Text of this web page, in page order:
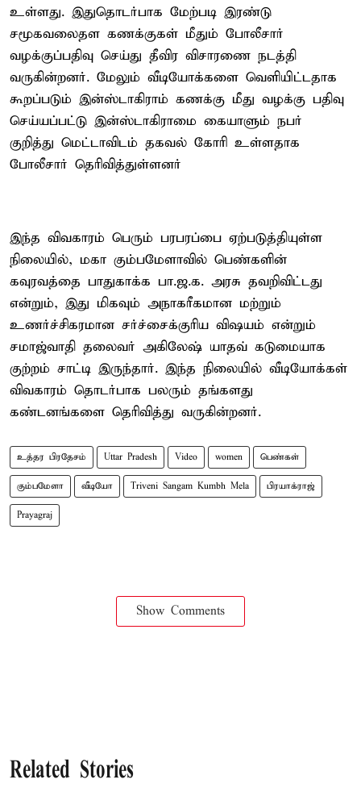
உள்ளது. இதுதொடர்பாக மேற்படி இரண்டு
சமூகவலைதள கணக்குகள் மீதும் போலீசார்
வழக்குப்பதிவு செய்து தீவிர விசாரணை நடத்தி
வருகின்றனர். மேலும் வீடியோக்களை வெளியிட்டதாக
கூறப்படும் இன்ஸ்டாகிராம் கணக்கு மீது வழக்கு பதிவு
செய்யப்பட்டு இன்ஸ்டாகிராமை கையாளும் நபர்
குறித்து மெட்டாவிடம் தகவல் கோரி உள்ளதாக
போலீசார் தெரிவித்துள்ளனர்
இந்த விவகாரம் பெரும் பரபரப்பை ஏற்படுத்தியுள்ள
நிலையில், மகா கும்பமேளாவில் பெண்களின்
கவுரவத்தை பாதுகாக்க பா.ஜ.க. அரசு தவறிவிட்டது
என்றும், இது மிகவும் அநாகரீகமான மற்றும்
உணர்ச்சிகரமான சர்ச்சைக்குரிய விஷயம் என்றும்
சமாஜ்வாதி தலைவர் அகிலேஷ் யாதவ் கடுமையாக
குற்றம் சாட்டி இருந்தார். இந்த நிலையில் வீடியோக்கள்
விவகாரம் தொடர்பாக பலரும் தங்களது
கண்டனங்களை தெரிவித்து வருகின்றனர்.
உத்தர பிரதேசம் Uttar Pradesh Video women பெண்கள்
கும்பமேளா வீடியோ Triveni Sangam Kumbh Mela பிரயாக்ராஜ்
Prayagraj
Show Comments
Related Stories